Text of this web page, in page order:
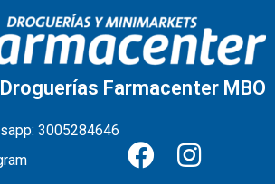
Droguerías Farmacenter MBO
3005284646